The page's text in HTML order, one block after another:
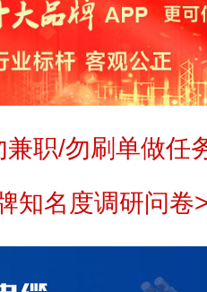
兼职/勿刷单做任
知名度调研问卷